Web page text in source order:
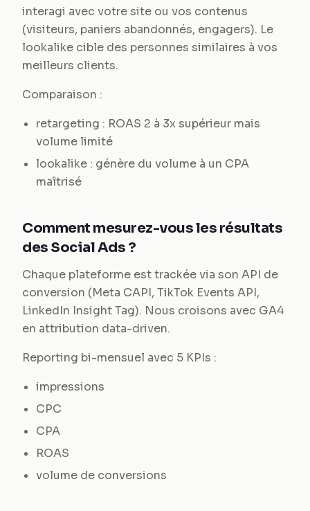
interagi avec votre site ou vos contenus
(visiteurs, paniers abandonnés, engagers). Le
lookalike cible des personnes similaires à vos
meilleurs clients.
Comparaison :
retargeting : ROAS 2 à 3x supérieur mais
volume limité
lookalike : génère du volume à un CPA
maîtrisé
Comment mesurez-vous les résultats
des Social Ads ?
Chaque plateforme est trackée via son API de
conversion (Meta CAPI, TikTok Events API,
LinkedIn Insight Tag). Nous croisons avec GA4
en attribution data-driven.
Reporting bi-mensuel avec 5 KPIs :
impressions
CPC
CPA
ROAS
volume de conversions